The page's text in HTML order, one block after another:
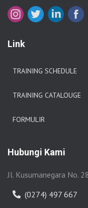
Link
TRAINING SCHEDULE
TRAINING CATALOUGE
FORMULIR
Hubungi Kami
Jl. Kusumanegara No.
(0274) 497 667